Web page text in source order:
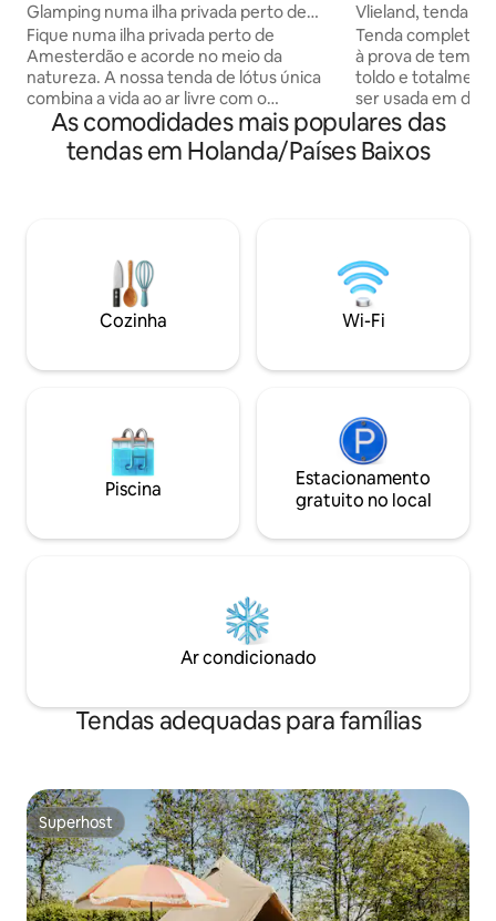
Glamping numa ilha privada perto de
Amesterdão
Fique numa ilha privada perto de
Amesterdão e acorde no meio da
natureza. A nossa tenda de lótus única
combina a vida ao ar livre com o
conforto do glamping de luxo. Um lugar
especial para abrandar o ritmo,
recarregar energias e desligar
espaço privativo e casa de banho. Utilize
a bicicleta aquática para explorar a bela
natureza ou para chegar à costa. Até
mesmo um restaurante e um
percorrível de bicicleta aquática!
Vlieland, tenda
totalmente
Tenda
à prova de
toldo e
ser usada em
pessoas. 1 cama
e 2 colchões de
gás, geladeira,
telas de proteção
da entrada da
jovens menores
regulamentos do
As comodidades mais populares das
tendas em Holanda/Países Baixos
Cozinha Wi-Fi
Piscina
Estacionamento
gratuito no local
Ar condicionado
Tendas adequadas para famílias
Superhost
Superhost